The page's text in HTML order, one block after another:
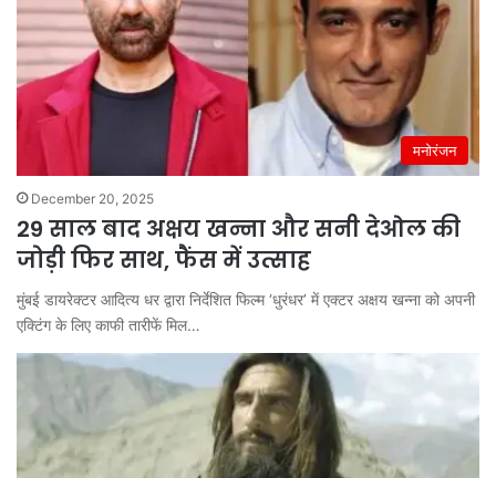
मनोरंजन
December 20, 2025
29 साल बाद अक्षय खन्ना और सनी देओल की
जोड़ी फिर साथ, फैंस में उत्साह
मुंबई डायरेक्टर आदित्य धर द्वारा निर्देशित फिल्म ‘धुरंधर’ में एक्टर अक्षय खन्ना को अपनी
एक्टिंग के लिए काफी तारीफें मिल…